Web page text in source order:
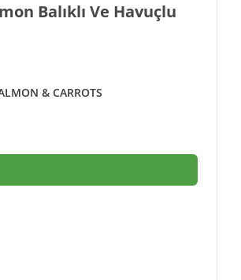
& CARROTS
Balıklı Ve Havuçlu